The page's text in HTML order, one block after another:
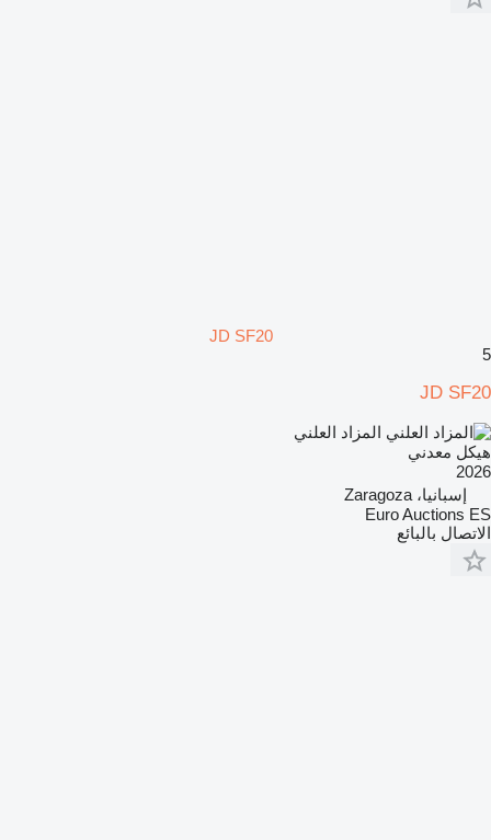
JD SF20
5
JD SF20
المزاد العلني
هيكل معدني
2026
إسبانيا، Zaragoza
Euro Auctions ES
الاتصال بالبائع